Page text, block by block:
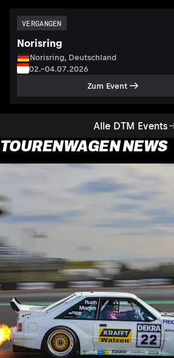
Alle DTM Events
VERGANGEN
Norisring
Norisring, Deutschland
02.–04.07.2026
Zum Event
TOURENWAGEN NEWS